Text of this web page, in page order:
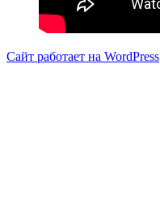
Сайт работает на WordPress